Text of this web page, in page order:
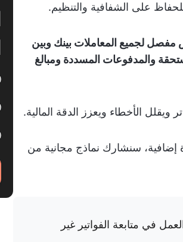
على الشفافية والتنظيم.
لجميع المعاملات بينك وبين
والمدفوعات المسددة ومبالغ
الأخطاء ويعزز الدقة المالية.
إضافية، سنشارك نماذج مجانية من
في متابعة الفواتير غير